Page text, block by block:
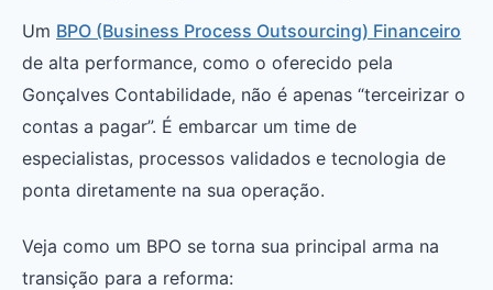
Um BPO (Business Process Outsourcing) Financeiro
de alta performance, como o oferecido pela
Gonçalves Contabilidade, não é apenas “terceirizar o
contas a pagar”. É embarcar um time de
especialistas, processos validados e tecnologia de
ponta diretamente na sua operação.
Veja como um BPO se torna sua principal arma na
transição para a reforma: